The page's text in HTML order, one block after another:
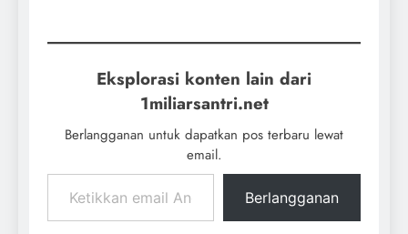
Eksplorasi konten lain dari
1miliarsantri.net
Berlangganan untuk dapatkan pos terbaru lewat
email.
Berlangganan